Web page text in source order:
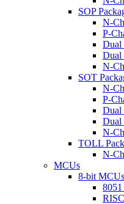
SOP
N-
P-
Dual
Dual
N-
SOT
N-
P-
Dual
Dual
N-
TOLL
N-
MCUs
8-bit MCUs
8051